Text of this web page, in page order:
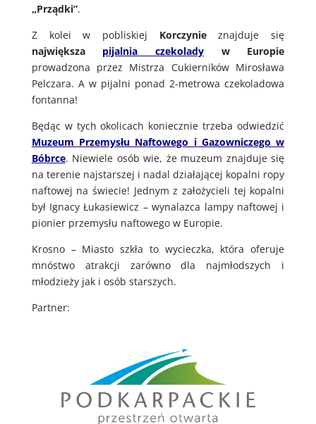
„Prządki”.
Z kolei w pobliskiej Korczynieznajduje się
największa pijalnia czekolady w Europie
prowadzona przez Mistrza Cukierników Mirosława
Pelczara. A w pijalni ponad 2-metrowa czekoladowa
fontanna!
Będąc w tych okolicach koniecznie trzeba odwiedzić
Muzeum Przemysłu Naftowego i Gazowniczego w
Bóbrce. Niewiele osób wie, że muzeum znajduje się
na terenie najstarszej i nadal działającej kopalni ropy
naftowej na świecie! Jednym z założycieli tej kopalni
był Ignacy Łukasiewicz – wynalazca lampy naftowej i
pionier przemysłu naftowego w Europie.
Krosno – Miasto szkła to wycieczka, która oferuje
mnóstwo atrakcji zarówno dla najmłodszych i
młodzieży jak i osób starszych.
Partner: